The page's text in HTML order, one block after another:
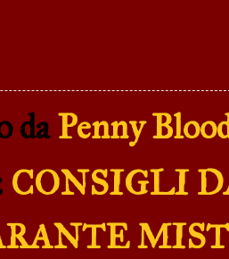
daPenny
CONSIGLI